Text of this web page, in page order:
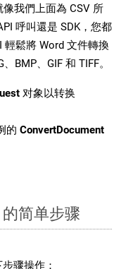
我們上面為 CSV 所
呼叫還是 SDK，您都
輕鬆將 Word 文件轉換
BMP、GIF 和 TIFF。
对象以转换
的 ConvertDocument
简单步骤
骤操作：